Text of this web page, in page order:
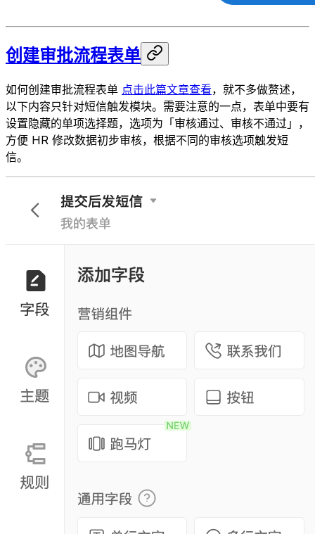
创建审批流程表单
如何创建审批流程表单 点击此篇文章查看，就不多做赘述，
以下内容只针对短信触发模块。需要注意的一点，表单中要有
设置隐藏的单项选择题，选项为「审核通过、审核不通过」，
方便 HR 修改数据初步审核，根据不同的审核选项触发短
信。